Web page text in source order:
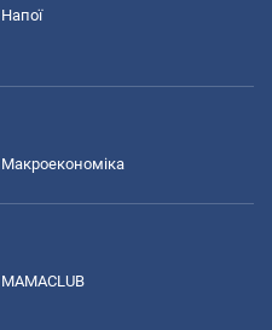
Напої
Макроекономіка
MAMACLUB